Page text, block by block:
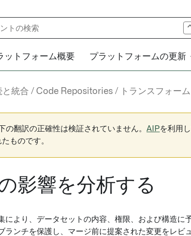
ットフォーム概要 プラットフォームの更新
と統合 Code Repositories トランスフォーム
の翻訳の正確性は検証されていません。 AIPを利用
ものです。
影響を分析する
により、データセットの内容、権限、および構造に
ランチを保護し、マージ前に提案された変更をレビ